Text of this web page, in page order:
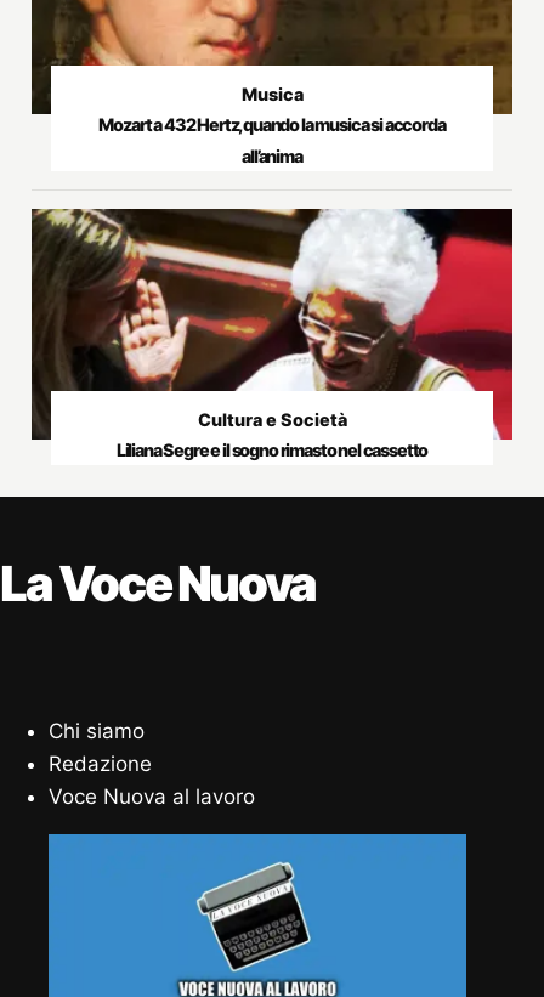
Musica
Mozart a 432 Hertz, quando la musica si accorda
all’anima
Cultura e Società
Liliana Segre e il sogno rimasto nel cassetto
La Voce Nuova
Chi siamo
Redazione
Voce Nuova al lavoro